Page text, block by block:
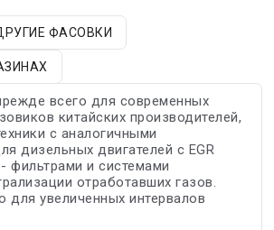
ФАСОВКИ
всего для современных
китайских производителей,
с аналогичными
дизельных двигателей с EGR
фильтрами и системами
отработавших газов.
для увеличенных интервалов